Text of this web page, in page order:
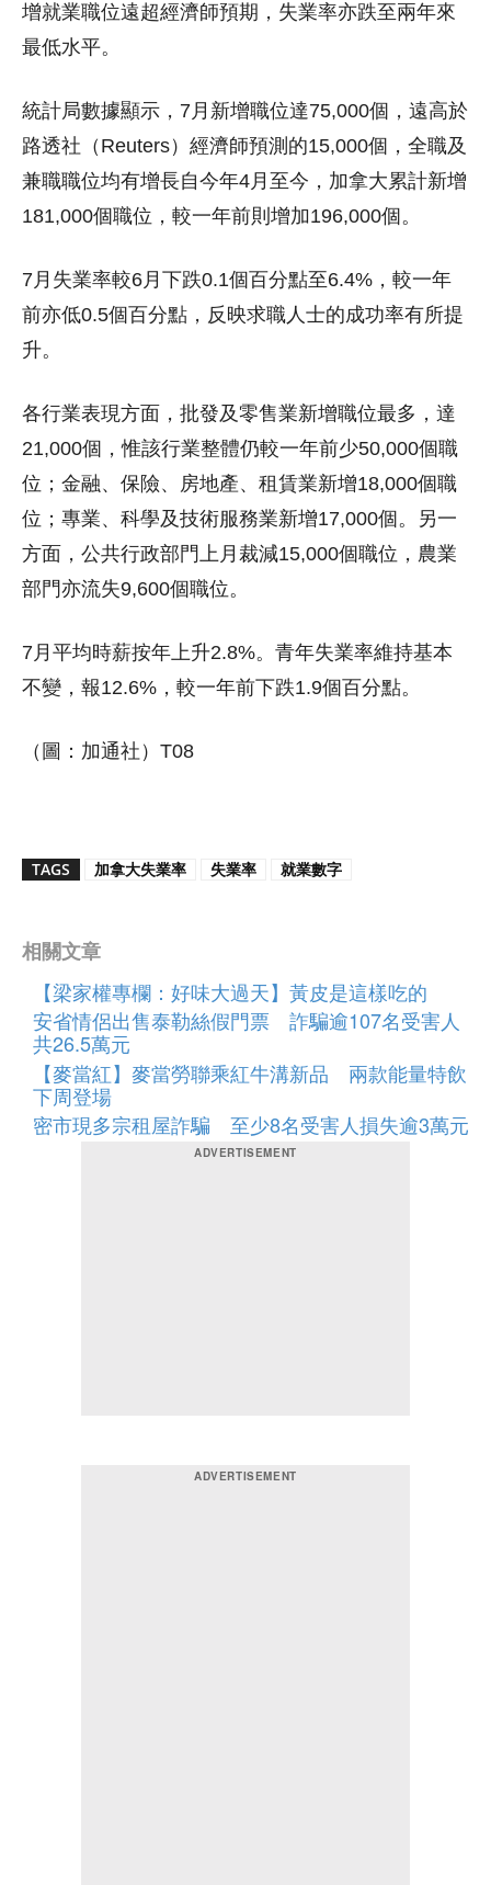
增就業職位遠超經濟師預期，失業率亦跌至兩年來
最低水平。
統計局數據顯示，7月新增職位達75,000個，遠高於
路透社（Reuters）經濟師預測的15,000個，全職及
兼職職位均有增長自今年4月至今，加拿大累計新增
181,000個職位，較一年前則增加196,000個。
7月失業率較6月下跌0.1個百分點至6.4%，較一年
前亦低0.5個百分點，反映求職人士的成功率有所提
升。
各行業表現方面，批發及零售業新增職位最多，達
21,000個，惟該行業整體仍較一年前少50,000個職
位；金融、保險、房地產、租賃業新增18,000個職
位；專業、科學及技術服務業新增17,000個。另一
方面，公共行政部門上月裁減15,000個職位，農業
部門亦流失9,600個職位。
7月平均時薪按年上升2.8%。青年失業率維持基本
不變，報12.6%，較一年前下跌1.9個百分點。
（圖：加通社）T08
TAGS 加拿大失業率 失業率 就業數字
相關文章
【梁家權專欄：好味大過天】黃皮是這樣吃的
安省情侶出售泰勒絲假門票 詐騙逾107名受害人
共26.5萬元
【麥當紅】麥當勞聯乘紅牛溝新品 兩款能量特飲
下周登場
密市現多宗租屋詐騙 至少8名受害人損失逾3萬元